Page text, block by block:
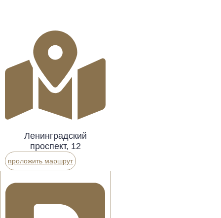
Ленинградский
проспект, 12
проложить маршрут